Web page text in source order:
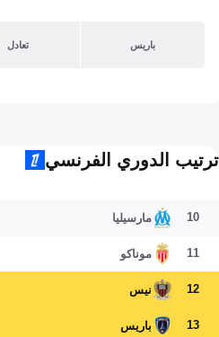
باريس تعادل
ترتيب الدوري الفرنسي
10 مارسيليا
11 موناكو
12 نيس
13 باريس